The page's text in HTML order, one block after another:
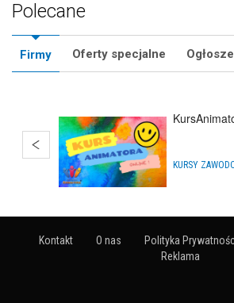
Polecane
Firmy Oferty specjalne
KURSY
Kontakt O nas Polityka
Reklama